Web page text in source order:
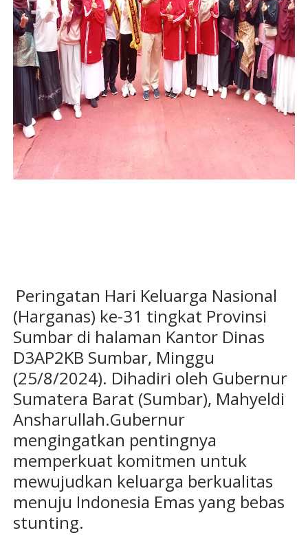
Peringatan Hari Keluarga Nasional
(Harganas) ke-31 tingkat Provinsi
Sumbar di halaman Kantor Dinas
D3AP2KB Sumbar, Minggu
(25/8/2024). Dihadiri oleh Gubernur
Sumatera Barat (Sumbar), Mahyeldi
Ansharullah.Gubernur
mengingatkan pentingnya
memperkuat komitmen untuk
mewujudkan keluarga berkualitas
menuju Indonesia Emas yang bebas
stunting.